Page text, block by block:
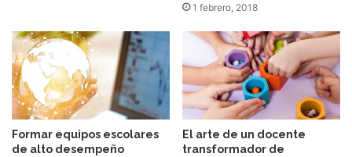
1 febrero, 2018
Formar equipos escolares
de alto desempeño
El arte de un docente
transformador de